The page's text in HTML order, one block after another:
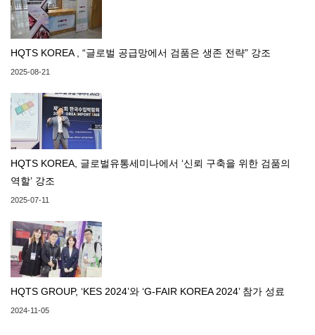
HQTS KOREA , “글로벌 공급망에서 검품은 생존 전략” 강조
2025-08-21
HQTS KOREA, 글로벌유통세미나에서 ‘신뢰 구축을 위한 검품의
역할’ 강조
2025-07-11
HQTS GROUP, ‘KES 2024’와 ‘G-FAIR KOREA 2024’ 참가 성료
2024-11-05